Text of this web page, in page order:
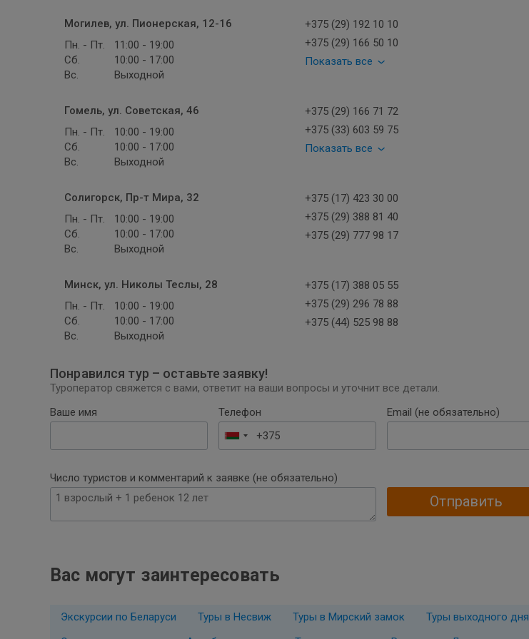
Могилев, ул. Пионерская, 12-16
Пн. - Пт.
11:00 - 19:00
Сб.
10:00 - 17:00
Вс.
Выходной
+375 (29) 192 10 10
+375 (29) 166 50 10
Показать все
Гомель, ул. Советская, 46
Пн. - Пт.
10:00 - 19:00
Сб.
10:00 - 17:00
Вс.
Выходной
+375 (29) 166 71 72
+375 (33) 603 59 75
Показать все
Солигорск, Пр-т Мира, 32
Пн. - Пт.
10:00 - 19:00
Сб.
10:00 - 17:00
Вс.
Выходной
+375 (17) 423 30 00
+375 (29) 388 81 40
+375 (29) 777 98 17
Минск, ул. Николы Теслы, 28
Пн. - Пт.
10:00 - 19:00
Сб.
10:00 - 17:00
Вс.
Выходной
+375 (17) 388 05 55
+375 (29) 296 78 88
+375 (44) 525 98 88
Понравился тур – оставьте заявку!
Туроператор свяжется с вами, ответит на ваши вопросы и уточнит все детали.
Ваше имя
Телефон
Беларусь
+375
Email (не обязательно)
Число туристов и комментарий к заявке (не обязательно)
Отправить
Вас могут заинтересовать
Экскурсии по Беларуси Туры в Несвиж Туры в Мирский замок Туры выходного дня